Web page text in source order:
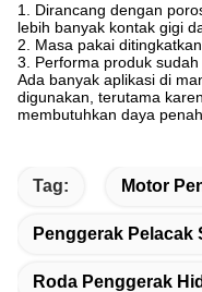
1. Dirancang dengan
lebih banyak kontak gigi
2. Masa pakai
3. Performa produk
Ada banyak aplikasi di
digunakan, terutama
membutuhkan daya
Tag: Motor
Penggerak Pelacak
Roda Penggerak